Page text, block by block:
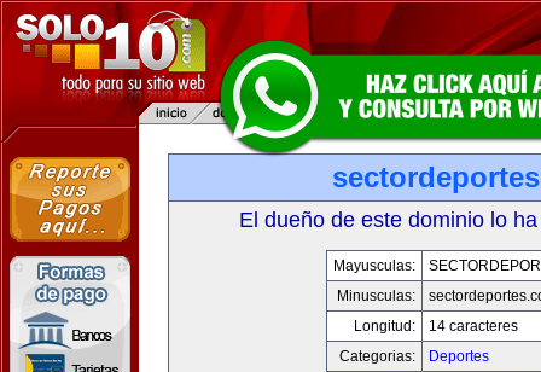
El dueño de este dominio lo
Mayusculas:
Minusculas:
Longitud:
14 caracteres
Categorias:
Deportes